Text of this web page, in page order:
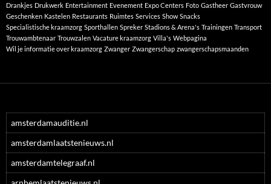
Drankjes Drukwerk Entertainment Evenement Expo Centers Foto Gastheer Gastvrouw
Geschenken Kastelen Restaurants Ruimtes Services Show Snacks
Specialistische kraamzorg Sporthallen Spreker Stadions & Arena's Trainingen Transport
Trouwambtenaar Trouwzalen Vacature kraamzorg Villa's Webpagina
Wil je informatie over kraamzorg Zwanger Zwangerschap zwangerschapsmaanden
amsterdamauditie.nl
amsterdamlaatstenieuws.nl
amsterdamtelegraaf.nl